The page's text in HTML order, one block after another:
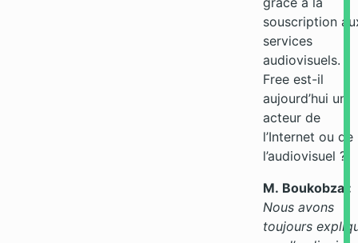
souscription
services
audiovisuels.
Free est-il
aujourd’hui un
acteur de
l’Internet ou de
l’audiovisuel ?
M. Boukobza :
Nous avons
toujours